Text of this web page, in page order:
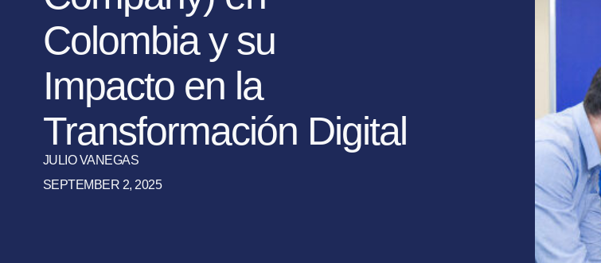
Colombia y su
Impacto en la
Transformación Digital
JULIO VANEGAS
SEPTEMBER 2, 2025